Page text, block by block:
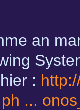
an
:
...